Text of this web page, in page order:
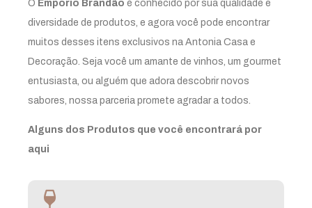
O Empório Brandão é conhecido por sua qualidade e
diversidade de produtos, e agora você pode encontrar
muitos desses itens exclusivos na Antonia Casa e
Decoração. Seja você um amante de vinhos, um gourmet
entusiasta, ou alguém que adora descobrir novos
sabores, nossa parceria promete agradar a todos.
Alguns dos Produtos que você encontrará por
aqui